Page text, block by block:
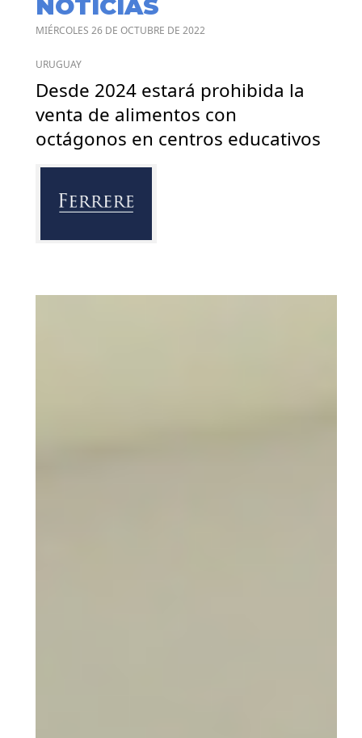
NOTICIAS
MIÉRCOLES 26 DE OCTUBRE DE 2022
URUGUAY
Desde 2024 estará prohibida la
venta de alimentos con
octágonos en centros educativos